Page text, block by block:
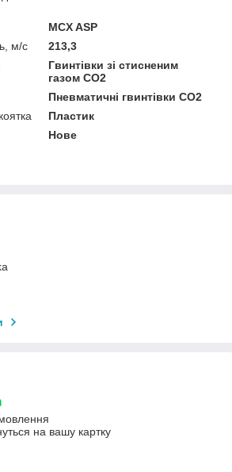
MCX ASP
м/с
213,3
Гвинтівки зі стисненим
газом CO2
Пневматичні гвинтівки CO2
Пластик
Нове
на вашу картку